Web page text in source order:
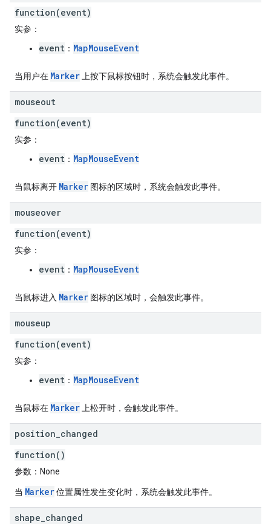
function(event)
实参 ：
event ： MapMouseEvent
当用户在 Marker 上按下鼠标按钮时，系统会触发此事件。
mouseout
function(event)
实参 ：
event ： MapMouseEvent
当鼠标离开 Marker 图标的区域时，系统会触发此事件。
mouseover
function(event)
实参 ：
event ： MapMouseEvent
当鼠标进入 Marker 图标的区域时，会触发此事件。
mouseup
function(event)
实参 ：
event ： MapMouseEvent
当鼠标在 Marker 上松开时，会触发此事件。
position changed
function()
参数 ：None
当 Marker位置属性发生变化时，系统会触发此事件。
shape changed